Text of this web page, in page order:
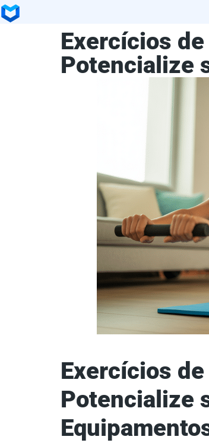
Exercícios
Potencialize
Exercícios
Potencialize